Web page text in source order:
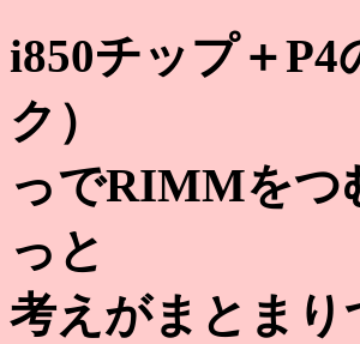
i850チップ＋
ク）
っでRIMMをつ
っと
考えがまとま